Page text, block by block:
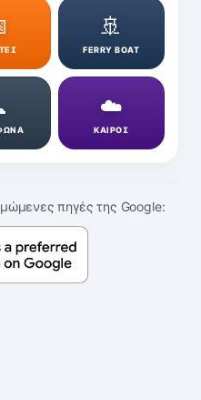
🚢
FERRY BOAT
☁️
ΚΑΙΡΟΣ
πηγές της Google: